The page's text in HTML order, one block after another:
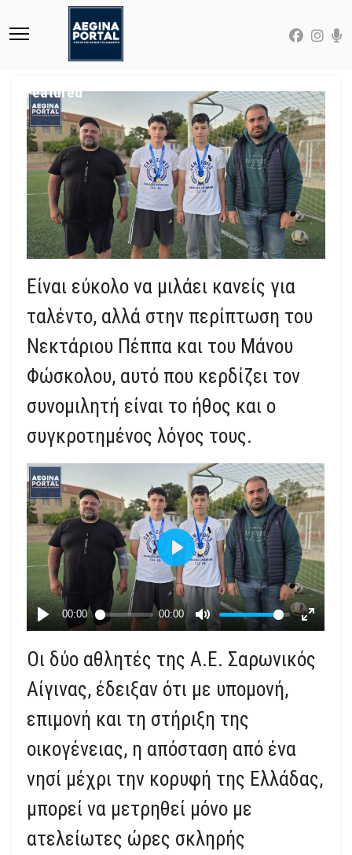
Featured
Είναι εύκολο να μιλάει κανείς για
ταλέντο, αλλά στην περίπτωση του
Νεκτάριου Πέππα και του Μάνου
Φώσκολου, αυτό που κερδίζει τον
συνομιλητή είναι το ήθος και ο
συγκροτημένος λόγος τους.
Οι δύο αθλητές της Α.Ε. Σαρωνικός
Αίγινας, έδειξαν ότι με υπομονή,
επιμονή και τη στήριξη της
οικογένειας, η απόσταση από ένα
νησί μέχρι την κορυφή της Ελλάδας,
μπορεί να μετρηθεί μόνο με
ατελείωτες ώρες σκληρής